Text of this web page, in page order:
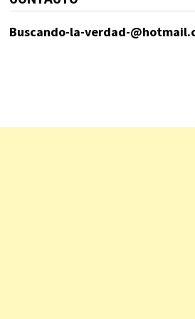
Buscando-la-verdad-